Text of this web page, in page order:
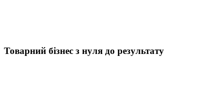
Товарний бізнес з нуля до результату